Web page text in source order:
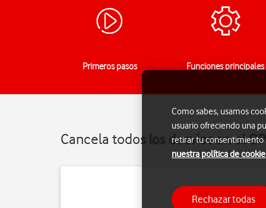
Primeros pasos Funciones principales
Cancela todos los desvíos en el
Si ya no
Como sabes, usamos
usuario ofreciendo una
retirar tu consentimiento
nuestra política de
Rechazar todas